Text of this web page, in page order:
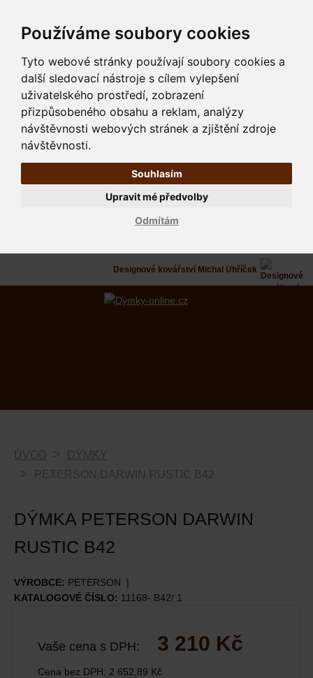
Používáme soubory cookies
Tyto webové stránky používají soubory cookies a
další sledovací nástroje s cílem vylepšení
uživatelského prostředí, zobrazení
přizpůsobeného obsahu a reklam, analýzy
návštěvnosti webových stránek a zjištění zdroje
návštěvnosti.
Souhlasím
Odmítám
Upravit mé předvolby
Designové kovářství Michal Uhříček
ÚVOD
DÝMKY
PETERSON DARWIN RUSTIC B42
DÝMKA PETERSON DARWIN
RUSTIC B42
VÝROBCE: PETERSON
KATALOGOVÉ ČÍSLO: 11168- B42/ 1
Vaše cena s DPH: 3 210 Kč
Cena bez DPH: 2 652,89 Kč